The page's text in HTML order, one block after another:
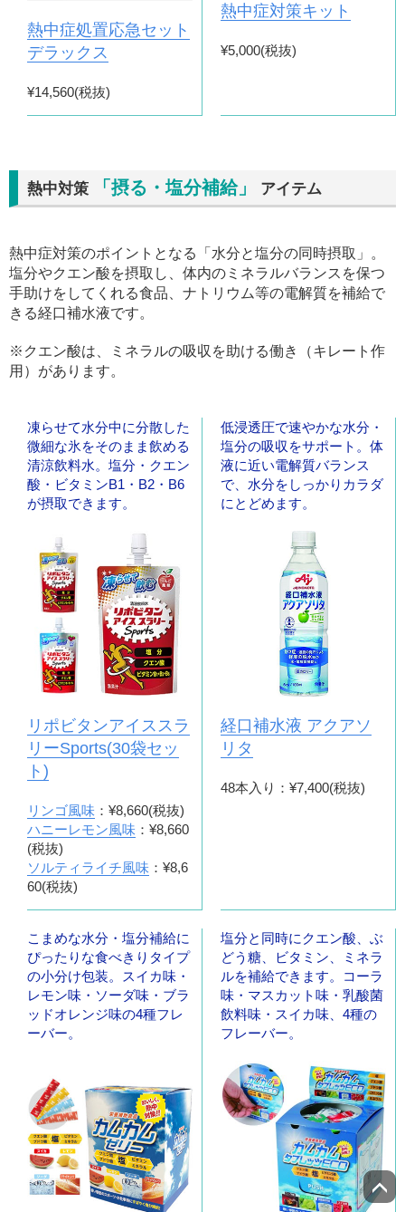
熱中症処置応急セット
デラックス
¥14,560(税抜)
熱中症対策キット
¥5,000(税抜)
熱中対策 「摂る・塩分補給」 アイテム
熱中症対策のポイントとなる「水分と塩分の同時摂取」。
塩分やクエン酸を摂取し、体内のミネラルバランスを保つ
手助けをしてくれる食品、ナトリウム等の電解質を補給で
きる経口補水液です。
※クエン酸は、ミネラルの吸収を助ける働き（キレート作
用）があります。
凍らせて水分中に分散した
微細な氷をそのまま飲める
清涼飲料水。塩分・クエン
酸・ビタミンB1・B2・B6
が摂取できます。
リポビタンアイススラ
リーSports(30袋セッ
ト)
リンゴ風味 ：¥8,660(税抜)
ハニーレモン風味 ：¥8,660
(税抜)
ソルティライチ風味 ：¥8,6
60(税抜)
低浸透圧で速やかな水分・
塩分の吸収をサポート。体
液に近い電解質バランス
で、水分をしっかりカラダ
にとどめます。
経口補水液 アクアソ
リタ
48本入り：¥7,400(税抜)
こまめな水分・塩分補給に
ぴったりな食べきりタイプ
の小分け包装。スイカ味・
レモン味・ソーダ味・ブラ
ッドオレンジ味の4種フレ
ーバー。
塩分と同時にクエン酸、ぶ
どう糖、ビタミン、ミネラ
ルを補給できます。コーラ
味・マスカット味・乳酸菌
飲料味・スイカ味、4種の
フレーバー。